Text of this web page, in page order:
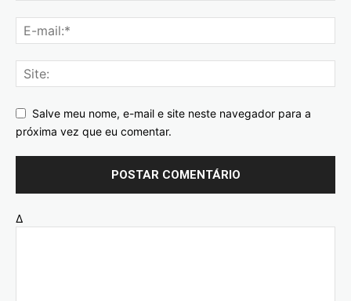
Salve meu nome, e-mail e site neste navegador para a
próxima vez que eu comentar.
Δ